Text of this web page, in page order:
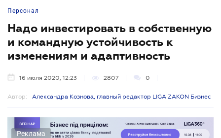
Персонал
Надо инвестировать в собственную
и командную устойчивость к
изменениям и адаптивность
16 июля 2020, 12:23 2807 0
Автор: Александра Кознова, главный редактор LIGA ZAKON Бизнес
Реклама